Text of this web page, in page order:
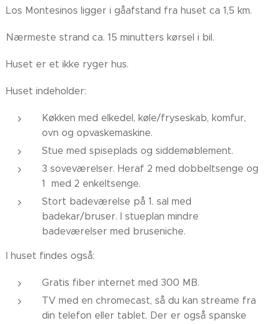
Los Montesinos ligger i gåafstand fra huset ca 1,5 km.
Nærmeste strand ca. 15 minutters kørsel i bil.
Huset er et ikke ryger hus.
Huset indeholder:
Køkken med elkedel, køle/fryseskab, komfur,
ovn og opvaskemaskine.
Stue med spiseplads og siddemøblement.
3 soveværelser. Heraf 2 med dobbeltsenge og
1 med 2 enkeltsenge.
Stort badeværelse på 1. sal med
badekar/bruser. I stueplan mindre
badeværelser med bruseniche.
I huset findes også:
Gratis fiber internet med 300 MB.
TV med en chromecast, så du kan streame fra
din telefon eller tablet. Der er også spanske